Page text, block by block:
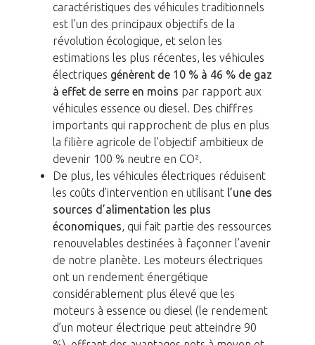
caractéristiques des véhicules traditionnels
est l’un des principaux objectifs de la
révolution écologique, et selon les
estimations les plus récentes, les véhicules
électriques génèrent de 10 % à 46 % de gaz
à effet de serre en moins par rapport aux
véhicules essence ou diesel. Des chiffres
importants qui rapprochent de plus en plus
la filière agricole de l’objectif ambitieux de
devenir 100 % neutre en CO².
De plus, les véhicules électriques réduisent
les coûts d’intervention en utilisant l’une des
sources d’alimentation les plus
économiques, qui fait partie des ressources
renouvelables destinées à façonner l’avenir
de notre planète. Les moteurs électriques
ont un rendement énergétique
considérablement plus élevé que les
moteurs à essence ou diesel (le rendement
d’un moteur électrique peut atteindre 90